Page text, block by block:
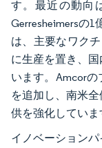
す。最近の動向
Gerresheimersの
は、主要なワク
に生産を置き、
います。Amcor
を追加し、南米
供を強化していま
イノベーション